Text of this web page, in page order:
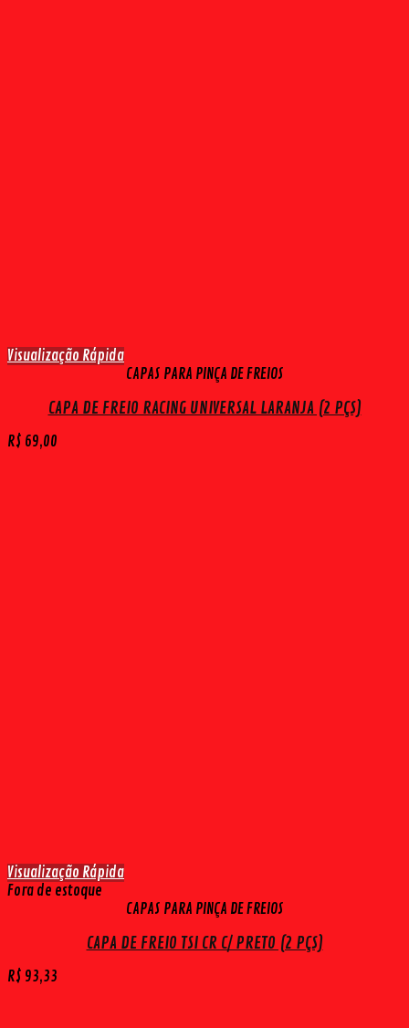
Visualização Rápida
CAPAS PARA PINÇA DE FREIOS
CAPA DE FREIO RACING UNIVERSAL LARANJA (2 PÇS)
R$ 69,00
Visualização Rápida
Fora de estoque
CAPAS PARA PINÇA DE FREIOS
CAPA DE FREIO TSI CR C/ PRETO (2 PÇS)
R$ 93,33